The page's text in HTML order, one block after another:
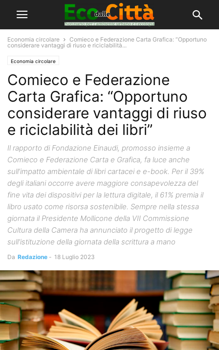
Economia circolare
Comieco e Federazione Carta Grafica: “Opportuno
considerare vantaggi di riuso e riciclabilità...
Economia circolare
Comieco e Federazione
Carta Grafica: “Opportuno
considerare vantaggi di riuso
e riciclabilità dei libri”
Il rapporto di Fondazione Einaudi, promosso insieme a
Comieco e Federazione Carta e Grafica, fa luce anche
sull’impatto ambientale di libri cartacei e e-book. Per il 39%
degli italiani occorre avere maggiore consapevolezza del
fine vita dei dispositivi per la lettura digitale, il 61% premia il
libro usato come risorsa sostenibile. Sempre nella stessa
giornata il Presidente Mollicone della VII Commissione
Cultura della Camera ha annunciato il progetto di legge
sull'istituzione della giornata della scrittura a mano
Da Redazione - 18 Luglio 2023